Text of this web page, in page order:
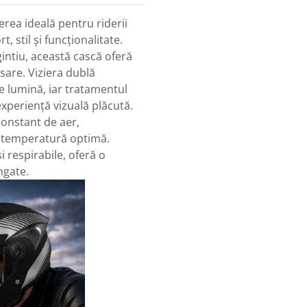
ideală pentru riderii
stil și funcționalitate.
această cască oferă
Viziera dublă
lumină, iar tratamentul
vizuală plăcută.
de aer,
optimă.
respirabile, oferă o